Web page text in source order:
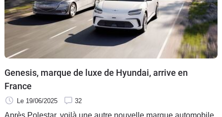
Genesis, marque de luxe de Hyundai, arrive en
France
Le 19/06/2025 32
Après Polestar, voilà une autre nouvelle marque automobile